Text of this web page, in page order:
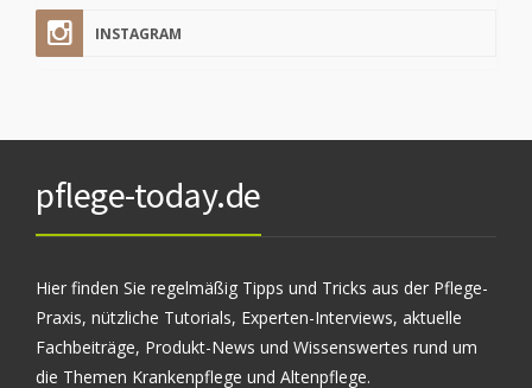
INSTAGRAM
pflege-today.de
Hier finden Sie regelmäßig Tipps und Tricks aus der Pflege-
Praxis, nützliche Tutorials, Experten-Interviews, aktuelle
Fachbeiträge, Produkt-News und Wissenswertes rund um
die Themen Krankenpflege und Altenpflege.